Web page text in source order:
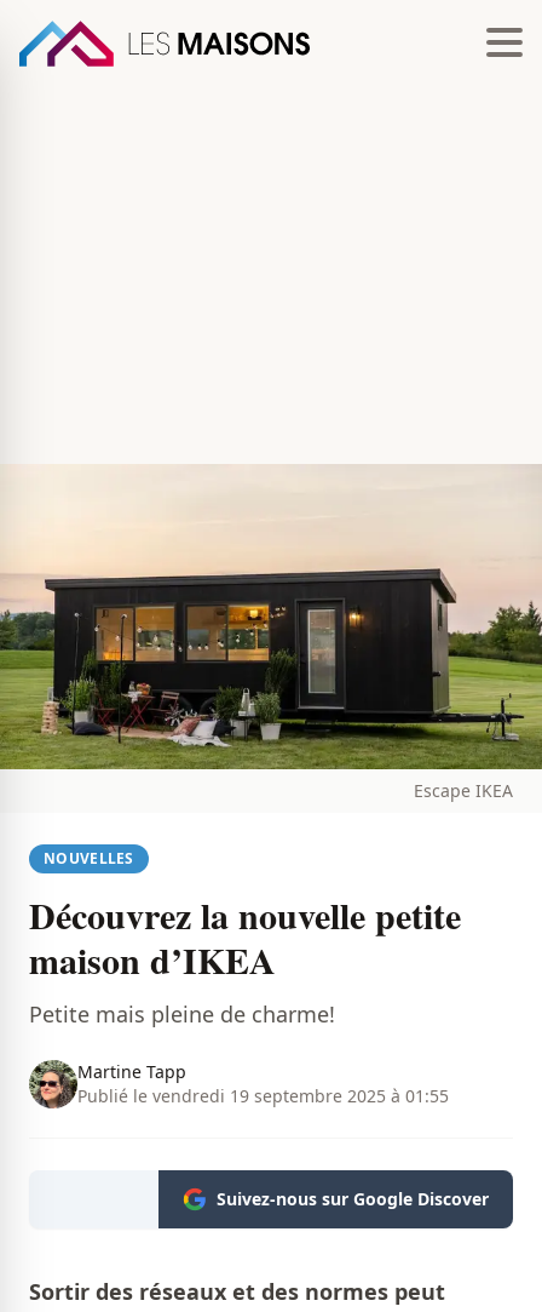
Escape IKEA
NOUVELLES
Découvrez la nouvelle petite
maison d’IKEA
Petite mais pleine de charme!
Martine Tapp
Publié le vendredi 19 septembre 2025 à 01:55
Suivez-nous sur Google Discover
Sortir des réseaux et des normes peut